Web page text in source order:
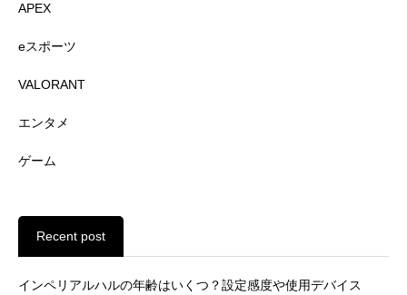
APEX
eスポーツ
VALORANT
エンタメ
ゲーム
Recent post
インペリアルハルの年齢はいくつ？設定感度や使用デバイス